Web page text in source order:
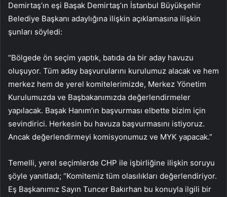
Demirtaş’ın eşi Başak Demirtaş’ın İstanbul Büyükşehir
Belediye Başkanı adaylığına ilişkin açıklamasına ilişkin
şunları söyledi:
“Bölgede ön seçim yaptık, batıda da bir aday havuzu
oluşuyor. Tüm aday başvurularını kurulumuz alacak ve hem
merkez hem de yerel komitelerimizde, Merkez Yönetim
Kurulumuzda ve Başbakanımızda değerlendirmeler
yapılacak. Başak Hanım’ın başvurması elbette bizim için
sevindirici. Herkesin bu havuza başvurmasını istiyoruz.
Ancak değerlendirmeyi komisyonumuz ve MYK yapacak.”
Temelli, yerel seçimlerde CHP ile işbirliğine ilişkin soruyu
şöyle yanıtladı; “Komitemiz tüm olasılıkları değerlendiriyor.
Eş Başkanımız Sayın Tuncer Bakırhan bu konuyla ilgili bir